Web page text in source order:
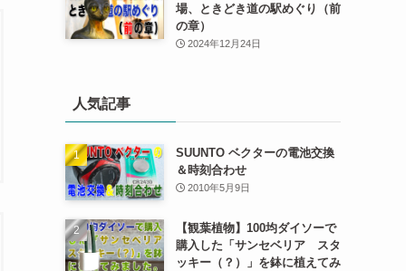
場、ときどき道の駅めぐり（前
の章）
2024年12月24日
人気記事
SUUNTO ベクターの電池交換
＆時刻合わせ
2010年5月9日
【観葉植物】100均ダイソーで
購入した「サンセベリア スタ
ッキー（？）」を鉢に植えてみ